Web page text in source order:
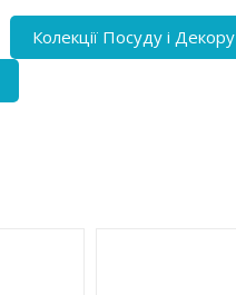
Колекції Посуду і Декору